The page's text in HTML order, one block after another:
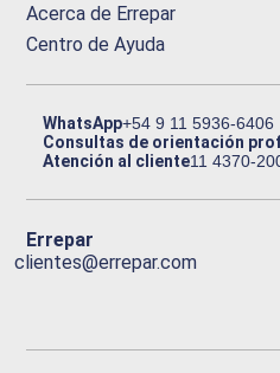
Acerca de Errepar
Centro de Ayuda
WhatsApp+54 9 11 5936-6406
Consultas de orientación
Atención al cliente11 4370-
Errepar
clientes@errepar.com